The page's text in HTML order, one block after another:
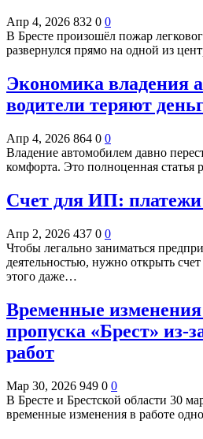
Апр 4, 2026 832 0 0
В Бресте произошёл пожар
развернулся прямо на одной из
Экономика владения
водители теряют
Апр 4, 2026 864 0 0
Владение автомобилем давно
комфорта. Это полноценная статья
Счет для ИП:
Апр 2, 2026 437 0 0
Чтобы легально заниматься
деятельностью, нужно открыть
этого даже…
Временные
пропуска «Брест» из-
работ
Мар 30, 2026 949 0 0
В Бресте и Брестской области 30
временные изменения в работе